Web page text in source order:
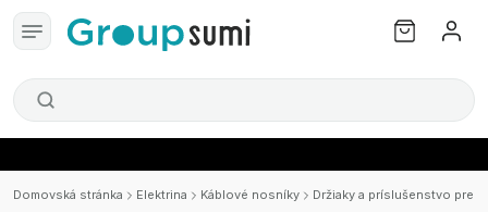
Domovská stránka Elektrina Káblové nosníky Držiaky a príslušenstvo pre